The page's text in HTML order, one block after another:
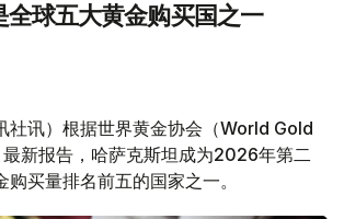
全球五大黄金购买国之一
社讯）根据世界黄金协会（World Gold
新报告，哈萨克斯坦成为2026年第二
买量排名前五的国家之一。